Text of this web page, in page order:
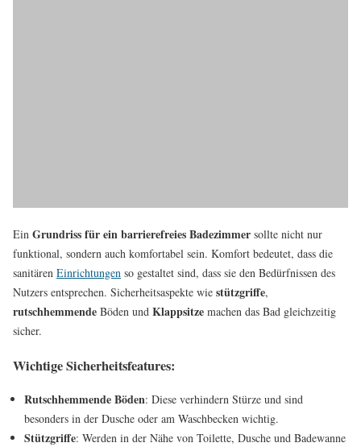
Ein Grundriss für ein barrierefreies Badezimmer sollte nicht nur
funktional, sondern auch komfortabel sein. Komfort bedeutet, dass die
sanitären Einrichtungen so gestaltet sind, dass sie den Bedürfnissen des
Nutzers entsprechen. Sicherheitsaspekte wie stützgriffe,
rutschhemmende Böden und Klappsitze machen das Bad gleichzeitig
sicher.
Wichtige Sicherheitsfeatures:
Rutschhemmende Böden: Diese verhindern Stürze und sind
besonders in der Dusche oder am Waschbecken wichtig.
Stützgriffe: Werden in der Nähe von Toilette, Dusche und Badewanne